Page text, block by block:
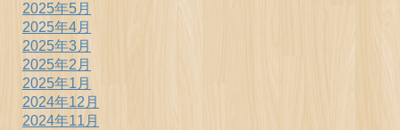
2025年5月
2025年4月
2025年3月
2025年2月
2025年1月
2024年12月
2024年11月